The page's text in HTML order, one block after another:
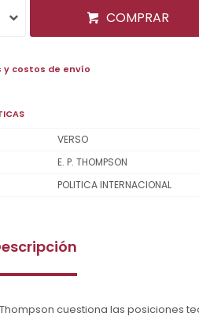
COMPRAR
y costos de envío
VERSO
E. P. THOMPSON
POLITICA INTERNACIONAL
cuestiona las posiciones